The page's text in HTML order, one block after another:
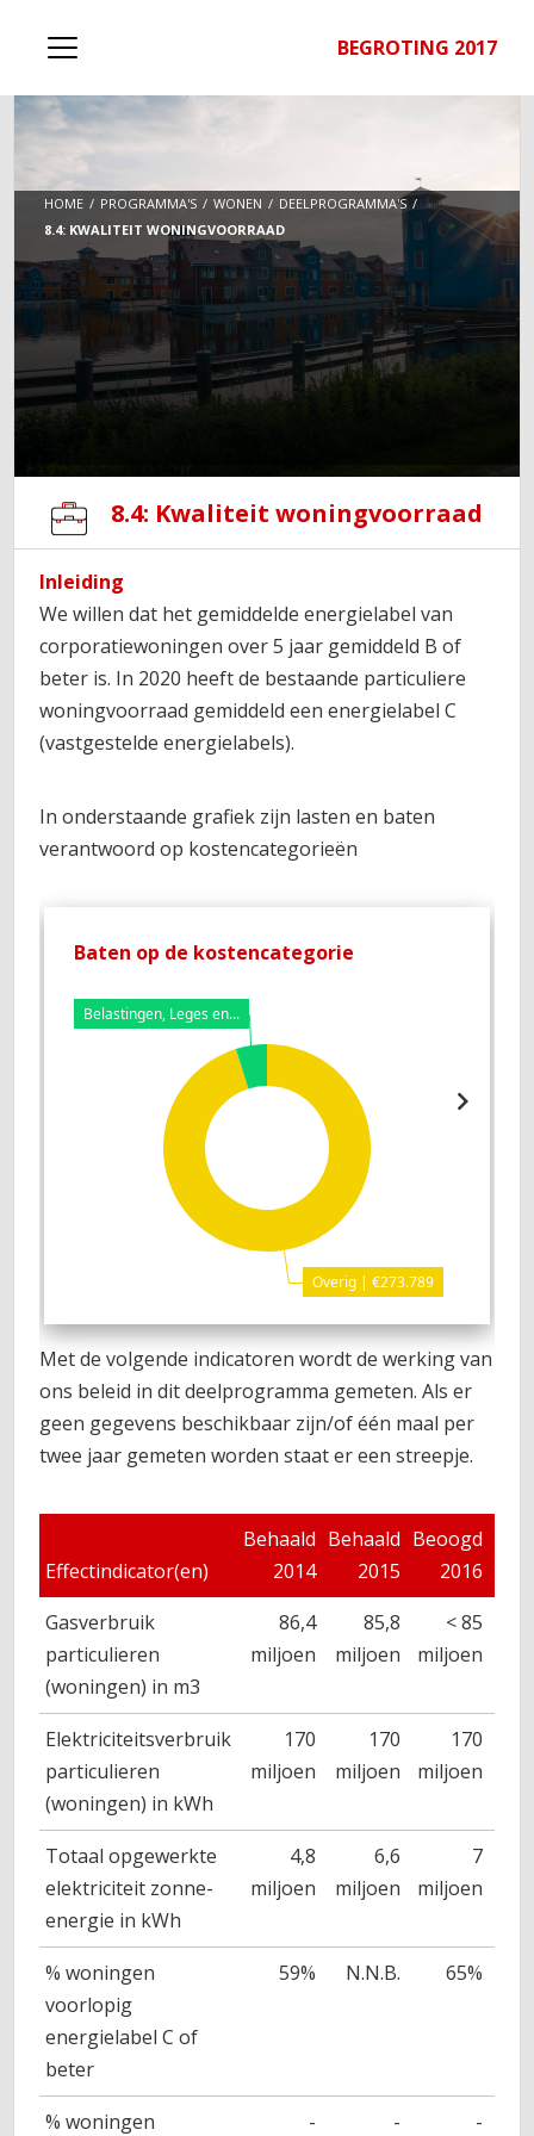
BEGROTING 2017
HOME PROGRAMMA'S WONEN
DEELPROGRAMMA'S
8.4: KWALITEIT WONINGVOORRAAD
8.4: Kwaliteit woningvoorraad
Inleiding
We willen dat het gemiddelde energielabel van
corporatiewoningen over 5 jaar gemiddeld B of
beter is. In 2020 heeft de bestaande particuliere
woningvoorraad gemiddeld een energielabel C
(vastgestelde energielabels).
In onderstaande grafiek zijn lasten en baten
verantwoord op kostencategorieën
Baten op de kostencategorie
Overig | €273.789
Belastingen, Leges en...
Met de volgende indicatoren wordt de werking van
ons beleid in dit deelprogramma gemeten. Als er
geen gegevens beschikbaar zijn/of één maal per
twee jaar gemeten worden staat er een streepje.
Effectindicator(en)
Behaald
2014
Behaald
2015
Beoogd
2016
Gasverbruik
particulieren
(woningen) in m3
86,4
miljoen
85,8
miljoen
< 85
miljoen
Elektriciteitsverbruik
particulieren
(woningen) in kWh
170
miljoen
170
miljoen
170
miljoen
Totaal opgewerkte
elektriciteit zonne-
energie in kWh
4,8
miljoen
6,6
miljoen
7
miljoen
% woningen
voorlopig
energielabel C of
beter
59% N.N.B. 65%
% woningen - - -